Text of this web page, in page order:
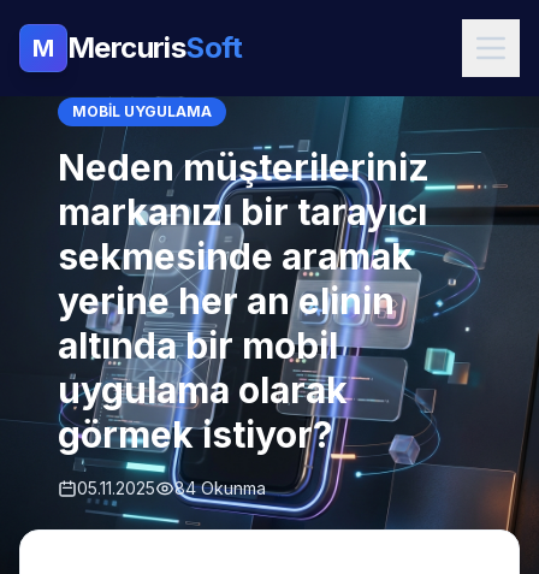
M MercurisSoft
MOBIL UYGULAMA
Neden müşterileriniz
markanızı bir tarayıcı
sekmesinde aramak
yerine her an elinin
altında bir mobil
uygulama olarak
görmek istiyor?
05.11.2025 84 Okunma